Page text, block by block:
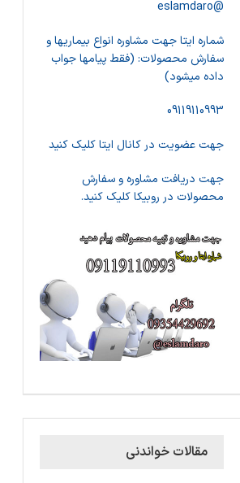
@eslamdaro
شماره ایتا جهت مشاوره انواع بیماریها و
سفارش محصولات: (فقط پیامها جواب
داده میشود)
09119110993
جهت عضویت در کانال ایتا کلیک کنید
جهت دریافت مشاوره و سفارش
محصولات در روبیکا کلیک کنید.
مقالات خواندنی